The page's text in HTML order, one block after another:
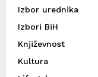
Izbor urednika
Izbori BiH
Književnost
Kultura